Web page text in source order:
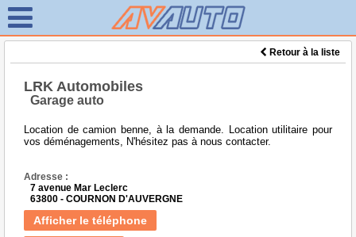
Retour à la liste
LRK Automobiles
Garage auto
Location de camion benne, à la demande. Location utilitaire pour
vos déménagements, N'hésitez pas à nous contacter.
Adresse :
7 avenue Mar Leclerc
63800 - COURNON D'AUVERGNE
Afficher le téléphone